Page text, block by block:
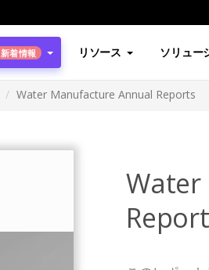
新着情報 リソース ソリュー
Water Manufacture Annual Reports